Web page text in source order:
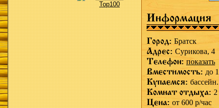
Информация
Город: Братск
Адрес: Сурикова, 4
Телефон: показать
Вместимость: до
Купаемся: бассейн.
Комнат отдыха: 2
Цена: от 600 р/час